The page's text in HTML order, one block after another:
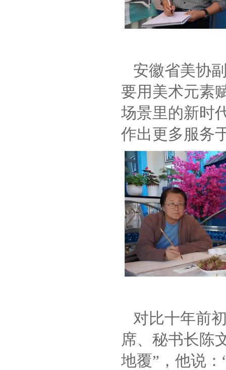
安徽省美协
要用美术元素
场景里的新时
作出更多服务
对比十年前
席、秘书长陈
地覆”，他说